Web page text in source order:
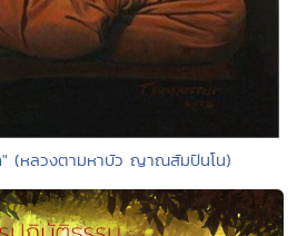
" (หลวงตามหาบัว ญาณสัมปันโน)